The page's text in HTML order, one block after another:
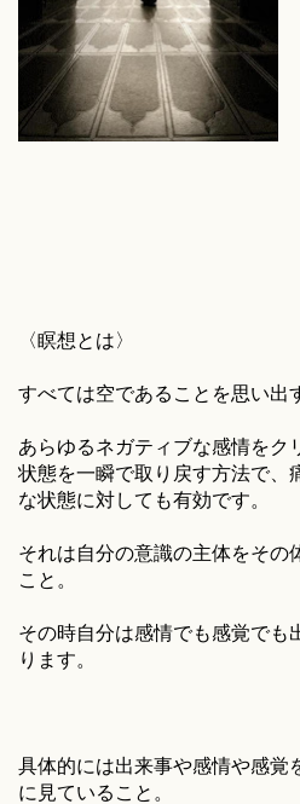
〈瞑想とは〉
すべては空であることを思い出
あらゆるネガティブな感情をク
状態を一瞬で取り戻す方法で、
な状態に対しても有効です。
それは自分の意識の主体をその
こと。
その時自分は感情でも感覚でも
ります。
具体的には出来事や感情や感覚
に見ていること。